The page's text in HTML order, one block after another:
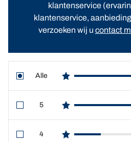
klantenservice
klantenservice,
verzoeken wij u contact
Alle
star reviews
5
star reviews
4
star reviews